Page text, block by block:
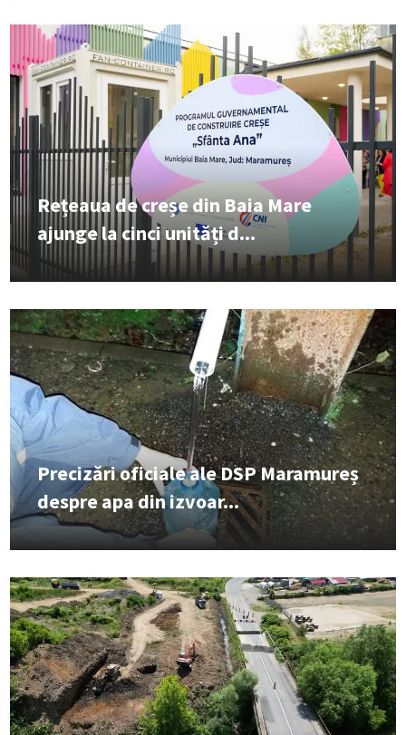
Rețeaua de creșe din Baia Mare
ajunge la cinci unități d...
Precizări oficiale ale DSP Maramureș
despre apa din izvoar...